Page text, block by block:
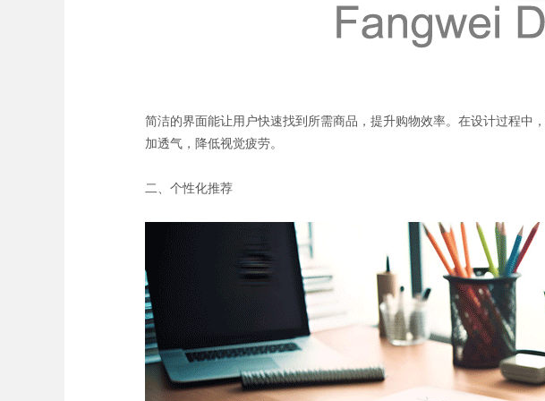
简洁的界面能让用户快速找到所需商品，提升购物效率。在设计过程中
加透气，降低视觉疲劳。
二、个性化推荐